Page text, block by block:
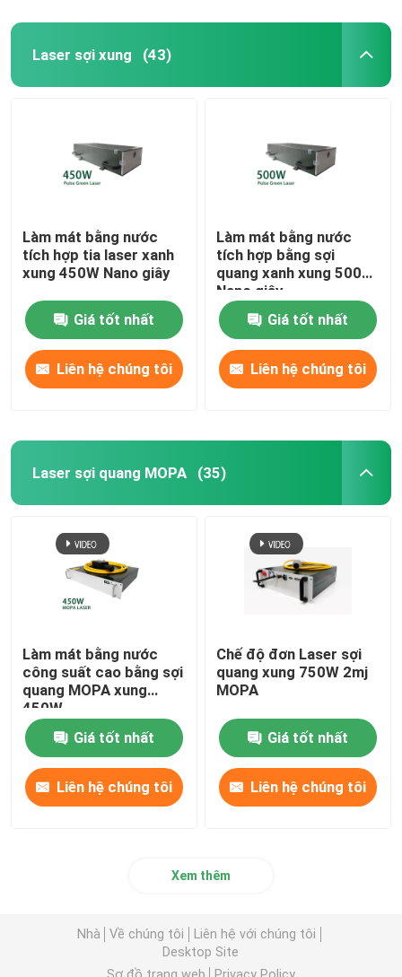
Laser sợi xung (43)
Làm mát bằng nước
tích hợp tia laser xanh
xung 450W Nano giây
Giá tốt nhất
Liên hệ chúng tôi
Làm mát bằng nước
tích hợp bằng sợi
quang xanh xung 500W
Nano giây
Giá tốt nhất
Liên hệ chúng tôi
Laser sợi quang MOPA (35)
Làm mát bằng nước
công suất cao bằng sợi
quang MOPA xung
450W
Giá tốt nhất
Liên hệ chúng tôi
Chế độ đơn Laser sợi
quang xung 750W 2mj
MOPA
Giá tốt nhất
Liên hệ chúng tôi
Xem thêm
Nhà Về chúng tôi
Liên hệ với chúng tôi
Desktop Site
Sơ đồ trang web
Privacy Policy